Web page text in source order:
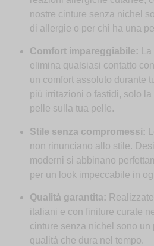
nostre cinture senza nichel
di allergie o per chi ha una
Comfort impareggiabile:
elimina qualsiasi contatto
un comfort assoluto durante
più irritazioni o fastidi, solo
pelle sulla tua pelle.
Stile senza compromessi:
non rinunciano allo stile.
moderni si abbinano
per un look impeccabile in
Qualità garantita:
italiani e con finiture curate
cinture senza nichel sono un
qualità che dura nel tempo.